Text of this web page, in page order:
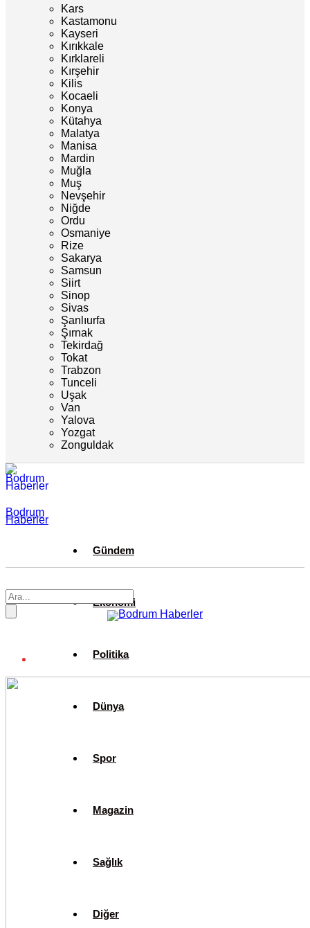
Kars
Kastamonu
Kayseri
Kırıkkale
Kırklareli
Kırşehir
Kilis
Kocaeli
Konya
Kütahya
Malatya
Manisa
Mardin
Muğla
Muş
Nevşehir
Niğde
Ordu
Osmaniye
Rize
Sakarya
Samsun
Siirt
Sinop
Sivas
Şanlıurfa
Şırnak
Tekirdağ
Tokat
Trabzon
Tunceli
Uşak
Van
Yalova
Yozgat
Zonguldak
Bodrum
Haberler
Gündem
Ekonomi
Politika
Dünya
Spor
Magazin
Sağlık
Diğer